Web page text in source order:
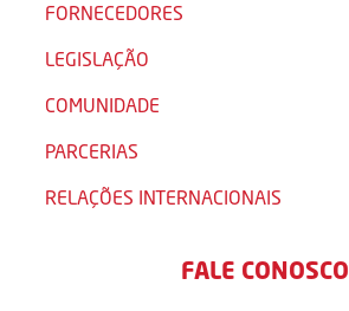
FORNECEDORES
LEGISLAÇÃO
COMUNIDADE
PARCERIAS
RELAÇÕES INTERNACIONAIS
FALE CONOSCO